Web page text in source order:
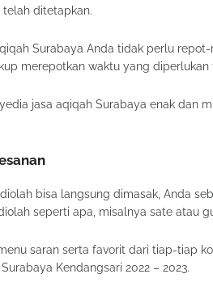
ditetapkan.
Surabaya Anda tidak perlu
merepotkan waktu yang diperlukan
jasa aqiqah Surabaya enak dan
bisa langsung dimasak, Anda
seperti apa, misalnya sate atau
saran serta favorit dari tiap-tiap
Kendangsari 2022 – 2023.